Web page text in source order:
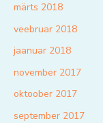
märts 2018
veebruar 2018
jaanuar 2018
november 2017
oktoober 2017
september 2017